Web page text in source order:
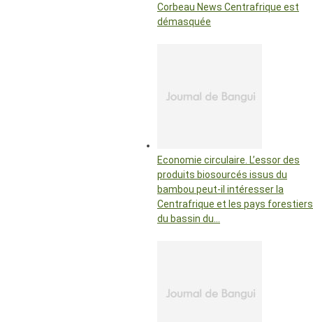
Corbeau News Centrafrique est
démasquée
Economie circulaire. L’essor des
produits biosourcés issus du
bambou peut-il intéresser la
Centrafrique et les pays forestiers
du bassin du…